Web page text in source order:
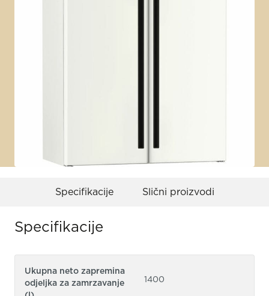
Specifikacije Slični proizvodi
Specifikacije
Ukupna neto zapremina
odjeljka za zamrzavanje
1400